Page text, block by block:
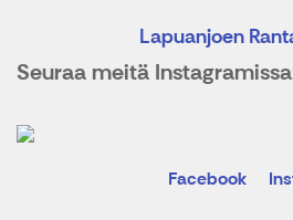
Lapuanjoen
Seuraa meitä
Facebook